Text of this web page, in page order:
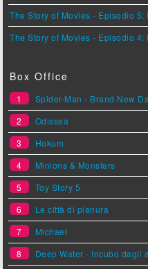
The Story of Movies - Episodio
The Story of Movies - Episodio
Box Office
1
Spider-Man - Brand New
2
Odissea
3
Hokum
4
Minions & Monsters
5
Toy Story 5
6
Le città di pianura
7
Michael
8
Deep Water - Incubo dagli